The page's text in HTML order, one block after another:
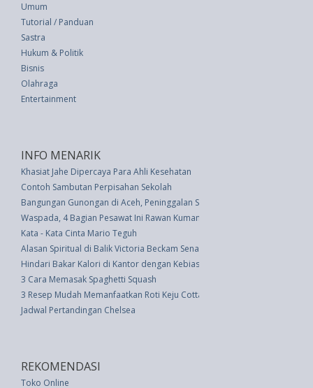
Umum
Tutorial / Panduan
Sastra
Hukum & Politik
Bisnis
Olahraga
Entertainment
INFO MENARIK
Khasiat Jahe Dipercaya Para Ahli Kesehatan
Contoh Sambutan Perpisahan Sekolah
Bangungan Gunongan di Aceh, Peninggalan Sultan Iskandar Muda
Waspada, 4 Bagian Pesawat Ini Rawan Kuman
Kata - Kata Cinta Mario Teguh
Alasan Spiritual di Balik Victoria Beckam Senang Memakai Baju dengan
Hindari Bakar Kalori di Kantor dengan Kebiasaan 4 Minggu Ini
3 Cara Memasak Spaghetti Squash
3 Resep Mudah Memanfaatkan Roti Keju Cottage Homemade
Jadwal Pertandingan Chelsea
REKOMENDASI
Toko Online